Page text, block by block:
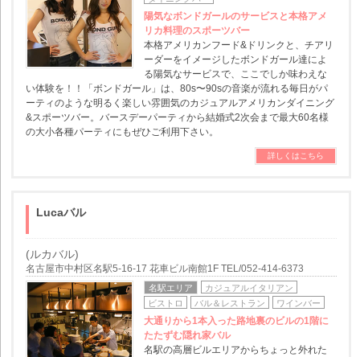
陽気なボンドガールのサービスと本格アメ
リカ料理のスポーツバー
本格アメリカンフード&ドリンクと、チアリ
ーダーをイメージしたボンドガール達によ
る陽気なサービスで、ここでしか味わえな
い体験を！！「ボンドガール」は、80s〜90sの音楽が流れる毎日がパ
ーティのような明るく楽しい雰囲気のカジュアルアメリカンダイニング
&スポーツバー。バースデーパーティから結婚式2次会まで最大60名様
の大小各種パーティにもぜひご利用下さい。
詳しくはこちら
Lucaバル
(ルカバル)
名古屋市中村区名駅5-16-17 花車ビル南館1F TEL/052-414-6373
名駅エリア
カジュアルイタリアン
ビストロ
バル＆レストラン ワインバー
大通りから1本入った路地裏のビルの1階に
たたずむ隠れ家バル
名駅の高層ビルエリアからちょっと外れた